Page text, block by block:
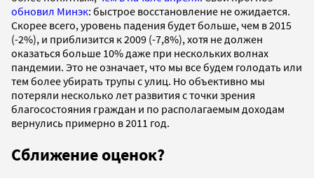
обновил Минэк: быстрое восстановление не ожидается.
Скорее всего, уровень падения будет больше, чем в 2015
(-2%), и приблизится к 2009 (-7,8%), хотя не должен
оказаться больше 10% даже при нескольких волнах
пандемии. Это не означает, что мы все будем голодать или
тем более убирать трупы с улиц. Но объективно мы
потеряли несколько лет развития с точки зрения
благосостояния граждан и по располагаемым доходам
вернулись примерно в 2011 год.
Сближение оценок?